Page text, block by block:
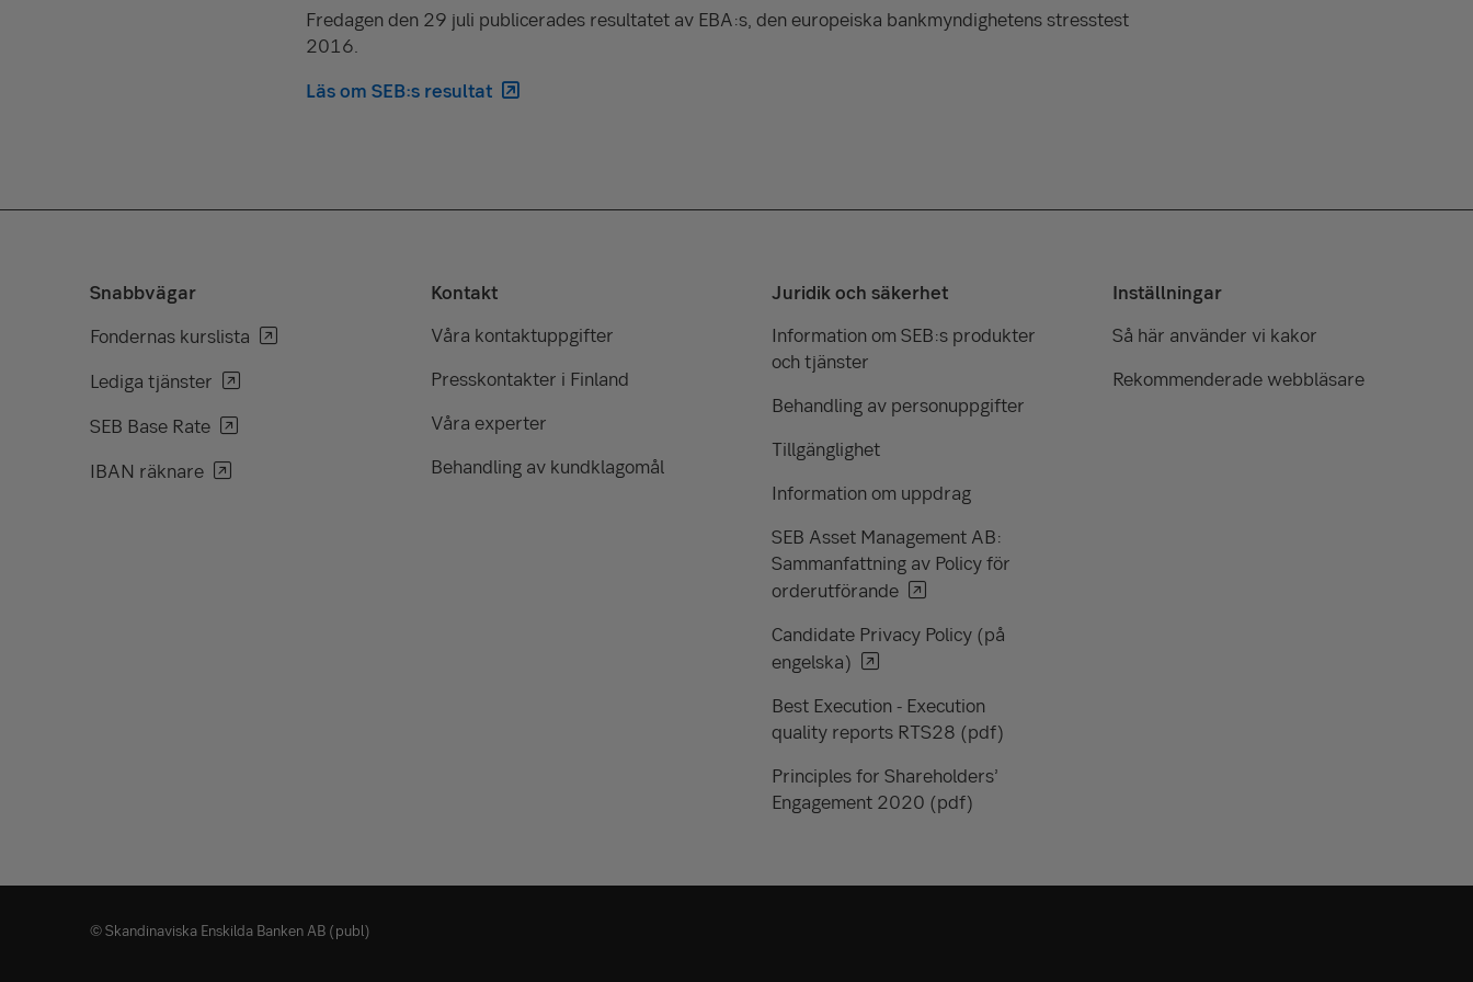
Fredagen den 29 juli publicerades resultatet av EBA:s, den europeiska bankmyndighetens stresstest
2016.
Läs om SEB:s resultat
Snabbvägar
Fondernas kurslista
Lediga tjänster
SEB Base Rate
IBAN räknare
Kontakt
Våra kontaktuppgifter
Presskontakter i Finland
Våra experter
Behandling av kundklagomål
Juridik och säkerhet
Information om SEB:s produkter
och tjänster
Behandling av personuppgifter
Tillgänglighet
Information om uppdrag
SEB Asset Management AB:
Sammanfattning av Policy för
orderutförande
Candidate Privacy Policy (på
engelska)
Best Execution - Execution
quality reports RTS28 (pdf)
Principles for Shareholders’
Engagement 2020 (pdf)
Inställningar
Så här använder vi kakor
Rekommenderade webbläsare
© Skandinaviska Enskilda Banken AB (publ)